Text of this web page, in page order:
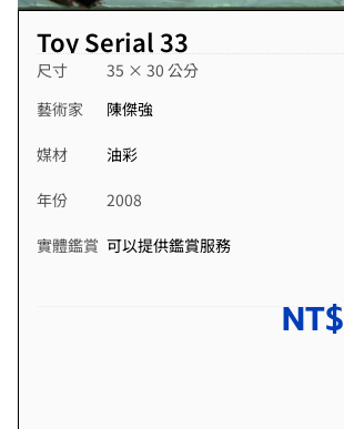
Toy Serial 33
尺寸
35 × 30 公分
藝術家
陳傑強
媒材 油彩
年份 2008
實體鑑賞 可以提供鑑賞服務
NT$